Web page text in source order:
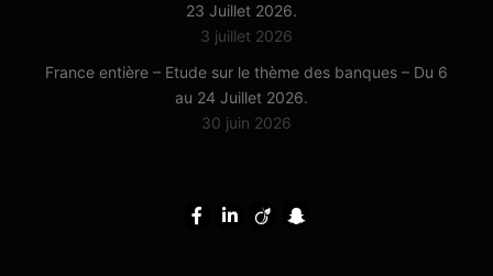
23 Juillet 2026.
3 juillet 2026
France entière – Etude sur le thème des banques – Du 6
au 24 Juillet 2026.
30 juin 2026